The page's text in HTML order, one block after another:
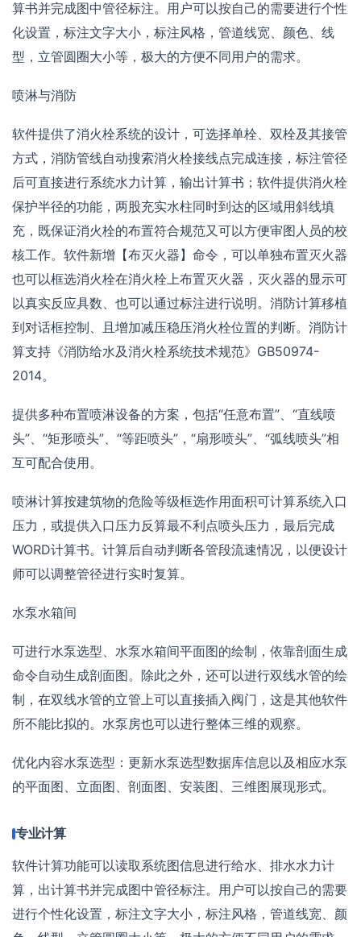
算书并完成图中管径标注。用户可以按自己的需要进行个性
化设置，标注文字大小，标注风格，管道线宽、颜色、线
型，立管圆圈大小等，极大的方便不同用户的需求。
喷淋与消防
软件提供了消火栓系统的设计，可选择单栓、双栓及其接管
方式，消防管线自动搜索消火栓接线点完成连接，标注管径
后可直接进行系统水力计算，输出计算书；软件提供消火栓
保护半径的功能，两股充实水柱同时到达的区域用斜线填
充，既保证消火栓的布置符合规范又可以方便审图人员的校
核工作。软件新增【布灭火器】命令，可以单独布置灭火器
也可以框选消火栓在消火栓上布置灭火器，灭火器的显示可
以真实反应具数、也可以通过标注进行说明。消防计算移植
到对话框控制、且增加减压稳压消火栓位置的判断。消防计
算支持《消防给水及消火栓系统技术规范》GB50974-
2014。
提供多种布置喷淋设备的方案，包括“任意布置”、“直线喷
头”、“矩形喷头”、“等距喷头”，“扇形喷头”、“弧线喷头”相
互可配合使用。
喷淋计算按建筑物的危险等级框选作用面积可计算系统入口
压力，或提供入口压力反算最不利点喷头压力，最后完成
WORD计算书。计算后自动判断各管段流速情况，以便设计
师可以调整管径进行实时复算。
水泵水箱间
可进行水泵选型、水泵水箱间平面图的绘制，依靠剖面生成
命令自动生成剖面图。除此之外，还可以进行双线水管的绘
制，在双线水管的立管上可以直接插入阀门，这是其他软件
所不能比拟的。水泵房也可以进行整体三维的观察。
优化内容水泵选型：更新水泵选型数据库信息以及相应水泵
的平面图、立面图、剖面图、安装图、三维图展现形式。
专业计算
软件计算功能可以读取系统图信息进行给水、排水水力计
算，出计算书并完成图中管径标注。用户可以按自己的需要
进行个性化设置，标注文字大小，标注风格，管道线宽、颜